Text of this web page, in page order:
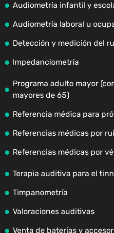
Audiometría infantil y
Audiometría laboral u
Detección y medición del
Impedanciometría
Programa adulto mayor
mayores de 65)
Referencia médica para
Referencias médicas por
Referencias médicas por
Terapia auditiva para el
Timpanometría
Valoraciones auditivas
Venta de baterías y